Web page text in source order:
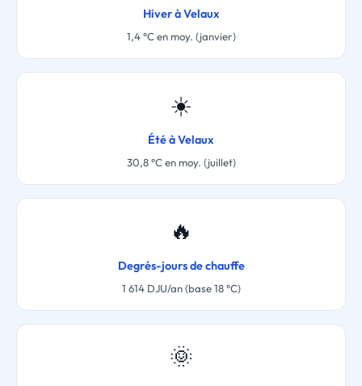
Hiver à Velaux
1,4 °C en moy. (janvier)
☀️
Été à Velaux
30,8 °C en moy. (juillet)
🔥
Degrés-jours de chauffe
1 614 DJU/an (base 18 °C)
🌞